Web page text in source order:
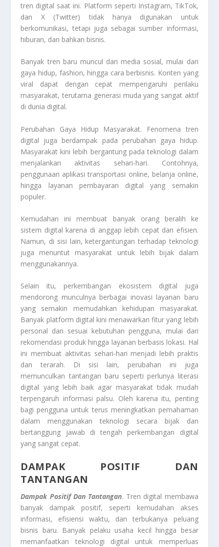
tren digital saat ini. Platform seperti Instagram, TikTok,
dan X (Twitter) tidak hanya digunakan untuk
berkomunikasi, tetapi juga sebagai sumber informasi,
hiburan, dan bahkan bisnis.
Banyak tren baru muncul dari media sosial, mulai dari
gaya hidup, fashion, hingga cara berbisnis. Konten yang
viral dapat dengan cepat mempengaruhi perilaku
masyarakat, terutama generasi muda yang sangat aktif
di dunia digital.
Perubahan Gaya Hidup Masyarakat. Fenomena tren
digital juga berdampak pada perubahan gaya hidup.
Masyarakat kini lebih bergantung pada teknologi dalam
menjalankan aktivitas sehari-hari. Contohnya,
penggunaan aplikasi transportasi online, belanja online,
hingga layanan pembayaran digital yang semakin
populer.
Kemudahan ini membuat banyak orang beralih ke
sistem digital karena di anggap lebih cepat dan efisien.
Namun, di sisi lain, ketergantungan terhadap teknologi
juga menuntut masyarakat untuk lebih bijak dalam
menggunakannya.
Selain itu, perkembangan ekosistem digital juga
mendorong munculnya berbagai inovasi layanan baru
yang semakin memudahkan kehidupan masyarakat.
Banyak platform digital kini menawarkan fitur yang lebih
personal dan sesuai kebutuhan pengguna, mulai dari
rekomendasi produk hingga layanan berbasis lokasi. Hal
ini membuat aktivitas sehari-hari menjadi lebih praktis
dan terarah. Di sisi lain, perubahan ini juga
memunculkan tantangan baru seperti perlunya literasi
digital yang lebih baik agar masyarakat tidak mudah
terpengaruh informasi palsu. Oleh karena itu, penting
bagi pengguna untuk terus meningkatkan pemahaman
dalam menggunakan teknologi secara bijak dan
bertanggung jawab di tengah perkembangan digital
yang sangat cepat.
DAMPAK POSITIF DAN
TANTANGAN
Dampak Positif Dan Tantangan. Tren digital membawa
banyak dampak positif, seperti kemudahan akses
informasi, efisiensi waktu, dan terbukanya peluang
bisnis baru. Banyak pelaku usaha kecil hingga besar
memanfaatkan teknologi digital untuk memperluas